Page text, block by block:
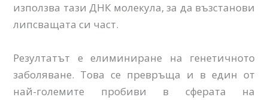
използва тази ДНК молекула, за да възстанови
липсващата си част.
Резултатът е елиминиране на генетичното
заболяване. Това се превръща и в един от
най-големите пробиви в сферата на